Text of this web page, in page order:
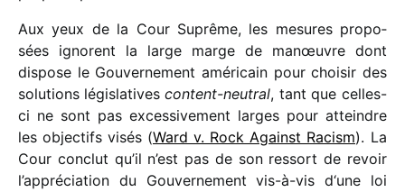
Aux yeux de la Cour Suprême, les mesures propo­
sées ignorent la large marge de manœuvre dont
dispose le Gouvernement améri­cain pour choi­sir des
solu­tions légis­la­tives content-neutral, tant que celles-
ci ne sont pas exces­si­ve­ment larges pour atteindre
les objec­tifs visés (Ward v. Rock Against Racism). La
Cour conclut qu’il n’est pas de son ressort de revoir
l’appréciation du Gouvernement vis-à-vis d‘une loi